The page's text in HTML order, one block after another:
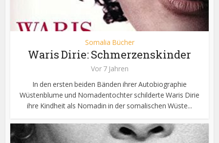
Somalia Bücher
Waris Dirie: Schmerzenskinder
Vor 7 Jahren
In den ersten beiden Bänden ihrer Autobiographie
Wüstenblume und Nomadentochter schilderte Waris Dirie
ihre Kindheit als Nomadin in der somalischen Wüste...